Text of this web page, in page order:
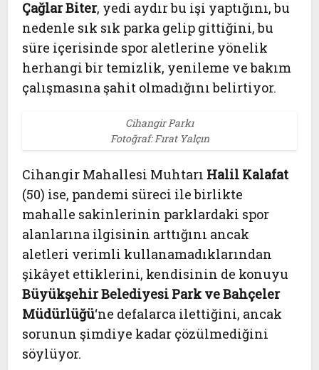
Çağlar Biter, yedi aydır bu işi yaptığını, bu
nedenle sık sık parka gelip gittiğini, bu
süre içerisinde spor aletlerine yönelik
herhangi bir temizlik, yenileme ve bakım
çalışmasına şahit olmadığını belirtiyor.
Cihangir Parkı
Fotoğraf: Fırat Yalçın
Cihangir Mahallesi Muhtarı Halil Kalafat
(50) ise, pandemi süreci ile birlikte
mahalle sakinlerinin parklardaki spor
alanlarına ilgisinin arttığını ancak
aletleri verimli kullanamadıklarından
şikâyet ettiklerini, kendisinin de konuyu
Büyükşehir Belediyesi Park ve Bahçeler
Müdürlüğü‘ne defalarca ilettiğini, ancak
sorunun şimdiye kadar çözülmediğini
söylüyor.